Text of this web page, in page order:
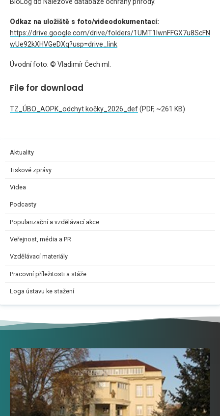
Odkaz na uložiště s foto/videodokumentací:
https://drive.google.com/drive/folders/1UMT1IwnFFGX7u8ScFN
wUe92kXHVGeDXq?usp=drive_link
Úvodní foto: © Vladimír Čech ml.
File for download
TZ_ÚBO_AOPK_odchyt kočky_2026_def(PDF, ~261 KB)
Aktuality
Tiskové zprávy
Videa
Podcasty
Popularizační a vzdělávací akce
Veřejnost, média a PR
Vzdělávací materiály
Pracovní příležitosti a stáže
Loga ústavu ke stažení